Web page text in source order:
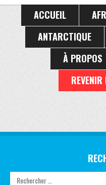
ACCUEIL
ANTARCTIQUE
À PROPOS